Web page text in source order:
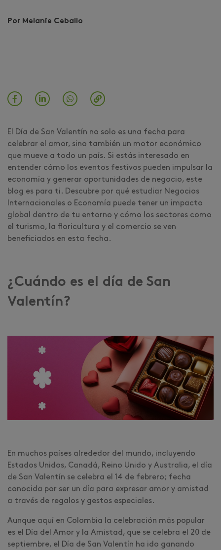
Por Melanie Ceballo
El Día de San Valentín no solo es una fecha para
celebrar el amor, sino también un motor económico
que mueve a todo un país. Si estás interesado en
entender cómo los eventos festivos pueden impulsar la
economía y generar oportunidades de negocio, este
blog es para ti. Descubre por qué estudiar Negocios
Internacionales o Economía puede tener un impacto
global dentro de tu entorno y cómo los sectores como
el turismo, la floricultura y el comercio se ven
beneficiados en esta fecha.
¿Cuándo es el día de San
Valentín?
En muchos países alrededor del mundo, incluyendo
Estados Unidos, Canadá, Reino Unido y Australia, el día
de San Valentín se celebra el 14 de febrero; fecha
conocida por ser un día para expresar amor y amistad
a través de regalos y gestos especiales.
Aunque aquí en Colombia la celebración más popular
es el Día del Amor y la Amistad, que se celebra el 20 de
septiembre, el Día de San Valentín ha ido ganando